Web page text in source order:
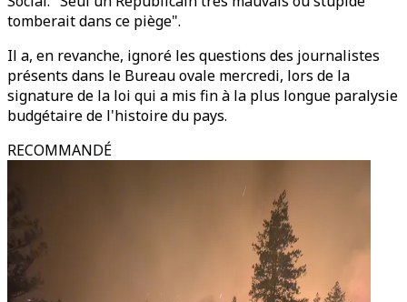
tomberait dans ce piège".
Il a, en revanche, ignoré les questions des journalistes
présents dans le Bureau ovale mercredi, lors de la
signature de la loi qui a mis fin à la plus longue paralysie
budgétaire de l'histoire du pays.
RECOMMANDÉ